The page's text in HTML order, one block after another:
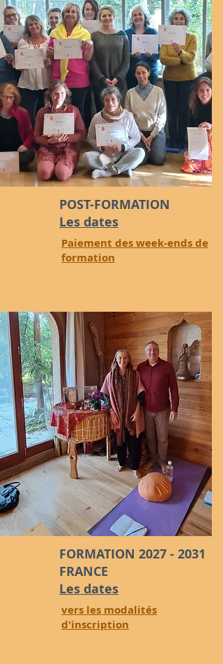
POST-FORMATION
Les dates
Paiement des week-ends de
formation
FORMATION 2027 - 2031
FRANCE
Les dates
vers les modalités
d'inscription